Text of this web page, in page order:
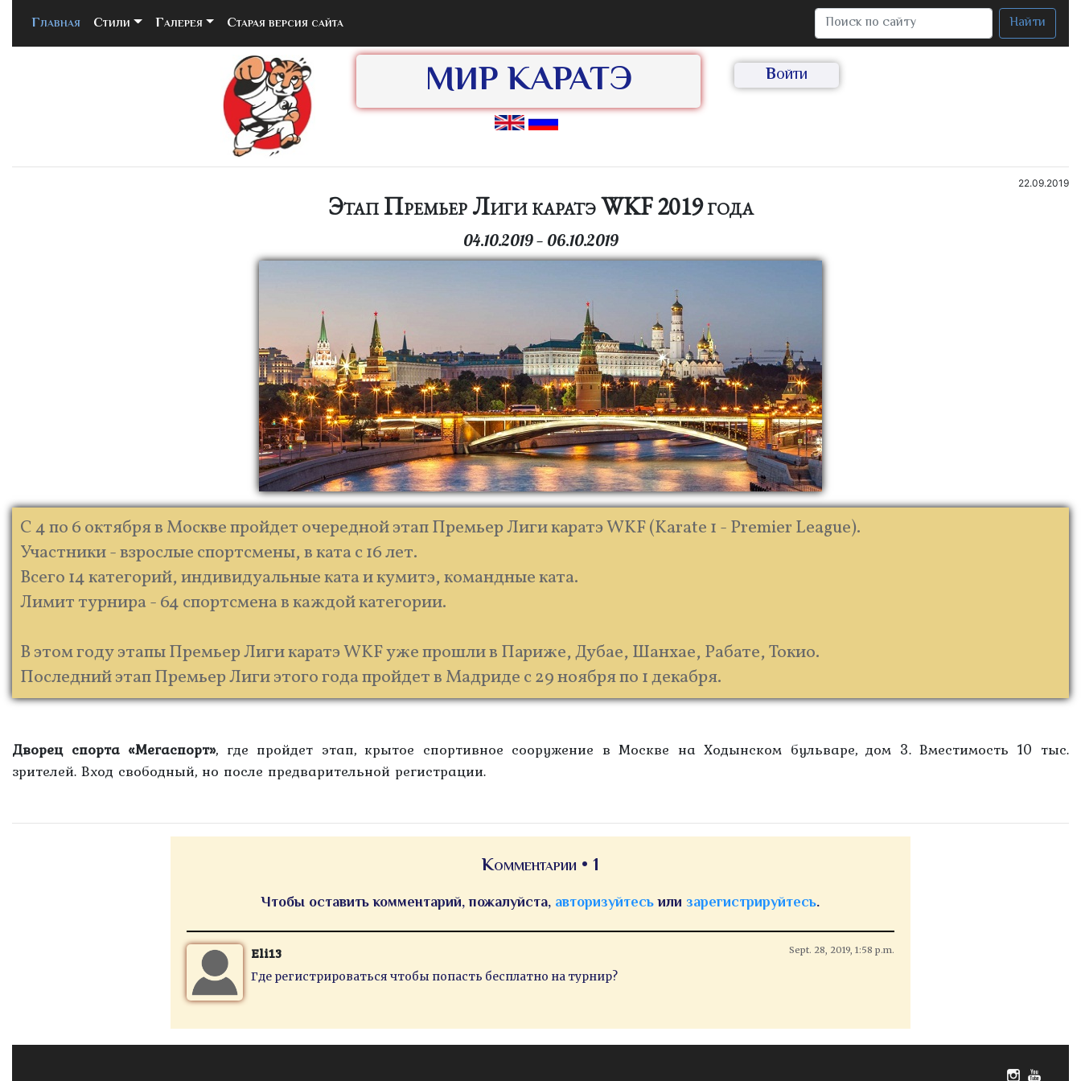
Главная (current)
Стили Галерея Старая версия сайта Найти
МИР КАРАТЭ Войти
22.09.2019
Этап Премьер Лиги каратэ WKF 2019 года
04.10.2019 — 06.10.2019
С 4 по 6 октября в Москве пройдет очередной этап Премьер Лиги каратэ WKF (Karate 1 - Premier League).
Участники - взрослые спортсмены, в ката с 16 лет.
Всего 14 категорий, индивидуальные ката и кумитэ, командные ката.
Лимит турнира - 64 спортсмена в каждой категории.
В этом году этапы Премьер Лиги каратэ WKF уже прошли в Париже, Дубае, Шанхае, Рабате, Токио.
Последний этап Премьер Лиги этого года пройдет в Мадриде с 29 ноября по 1 декабря.
Дворец спорта «Мегаспорт», где пройдет этап, крытое спортивное сооружение в Москве на Ходынском бульваре, дом 3. Вместимость 10 тыс.
зрителей. Вход свободный, но после предварительной регистрации.
Комментарии • 1
Чтобы оставить комментарий, пожалуйста, авторизуйтесьили зарегистрируйтесь.
Eli13 Sept. 28, 2019, 1:58 p.m.
Где регистрироваться чтобы попасть бесплатно на турнир?